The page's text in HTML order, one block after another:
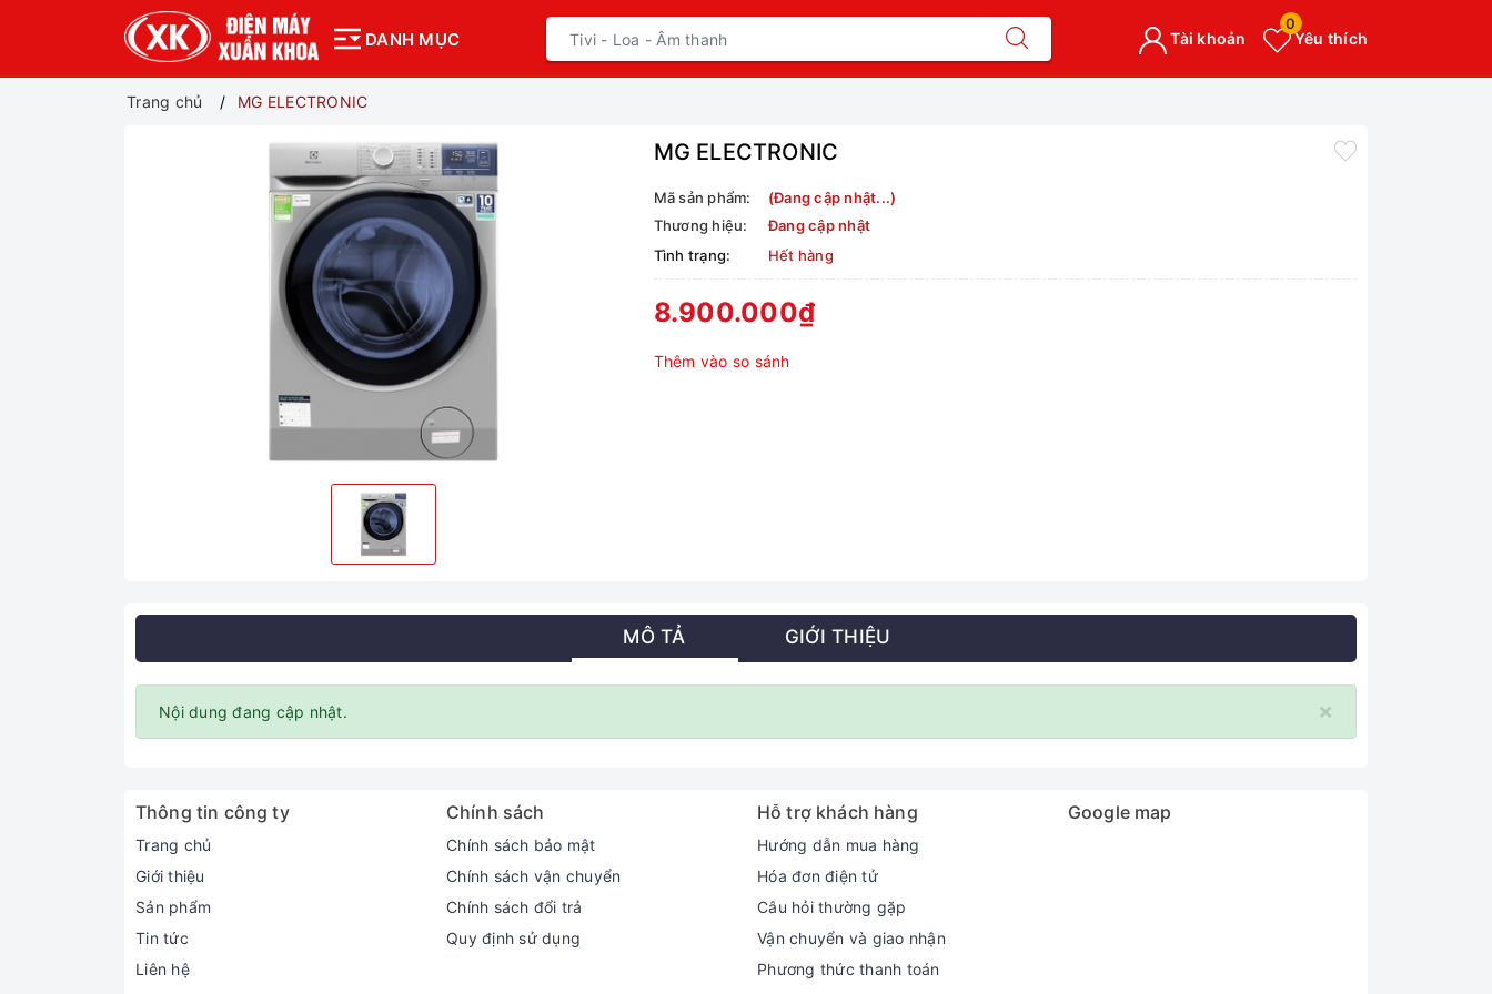
DANH MỤC Yêu thích
0
Tài khoản
Trang chủ MG ELECTRONIC
MG ELECTRONIC
Mã sản phẩm:
(Đang cập nhật...)
Thương hiệu:
Đang cập nhật
Tình trạng:
Hết hàng
8.900.000₫
Thêm vào so sánh
MÔ TẢ GIỚI THIỆU
×
Nội dung đang cập nhật.
Thông tin công ty
Trang chủ
Giới thiệu
Sản phẩm
Tin tức
Liên hệ
Chính sách
Chính sách bảo mật
Chính sách vận chuyển
Chính sách đổi trả
Quy định sử dụng
Hỗ trợ khách hàng
Hướng dẫn mua hàng
Hóa đơn điện tử
Câu hỏi thường gặp
Vận chuyển và giao nhận
Phương thức thanh toán
Google map